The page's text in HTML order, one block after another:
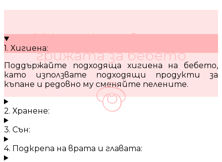
10 кратки съвета за
грижата за бебето
1. Хигиена:
Поддържайте подходяща хигиена на бебето,
като използвате подходящи продукти за
къпане и редовно му сменяйте пелените.
2. Хранене:
3. Сън:
4. Подкрепа на врата и главата: